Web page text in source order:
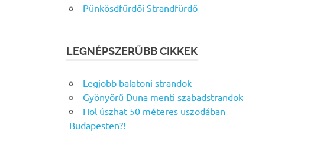
Pünkösdfürdői Strandfürdő
LEGNÉPSZERŰBB CIKKEK
Legjobb balatoni strandok
Gyönyörű Duna menti szabadstrandok
Hol úszhat 50 méteres uszodában
Budapesten?!